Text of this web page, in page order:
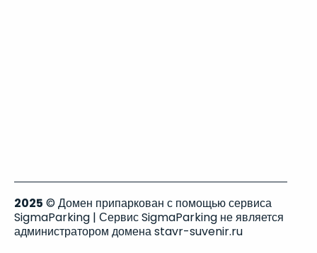
2025 © Домен припаркован с помощью сервиса
SigmaParking | Сервис SigmaParking не является
администратором домена stavr-suvenir.ru